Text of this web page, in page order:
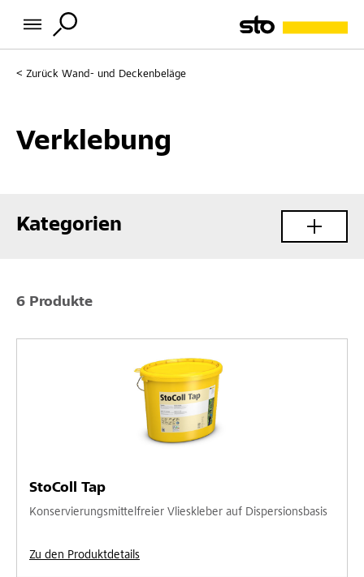
Zurück Wand- und Deckenbeläge
Verklebung
Kategorien
6 Produkte
StoColl Tap
Konservierungsmittelfreier Vlieskleber auf Dispersionsbasis
Zu den Produktdetails